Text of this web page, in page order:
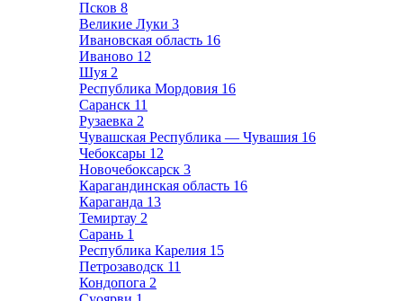
Псков 8
Великие Луки 3
Ивановская область 16
Иваново 12
Шуя 2
Республика Мордовия 16
Саранск 11
Рузаевка 2
Чувашская Республика — Чувашия 16
Чебоксары 12
Новочебоксарск 3
Карагандинская область 16
Караганда 13
Темиртау 2
Сарань 1
Республика Карелия 15
Петрозаводск 11
Кондопога 2